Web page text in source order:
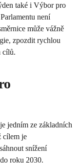
také i Výbor pro
není
může vážně
zpozdit rychlou
cílů.
jedním ze základních
cílem je
snížení
roku 2030.